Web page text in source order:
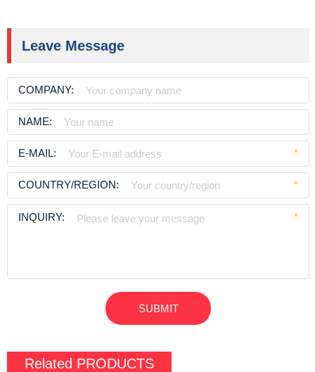
Leave Message
COMPANY:
NAME:
E-MAIL: *
COUNTRY/REGION: *
INQUIRY: *
Related PRODUCTS